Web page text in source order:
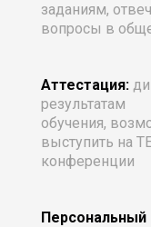
заданиям,
вопросы в
Аттестация:
результатам
обучения,
выступить на
конференции
Персональный